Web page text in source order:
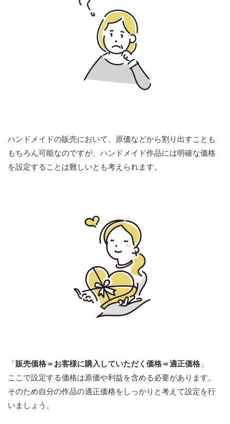
ハンドメイドの販売において、原価などから割り出すことも
もちろん可能なのですが、ハンドメイド作品には明確な価格
を設定することは難しいとも考えられます。
「販売価格＝お客様に購入していただく価格＝適正価格 」
ここで設定する価格は原価や利益を含める必要があります。
そのため自分の作品の適正価格をしっかりと考えて設定を行
いましょう。